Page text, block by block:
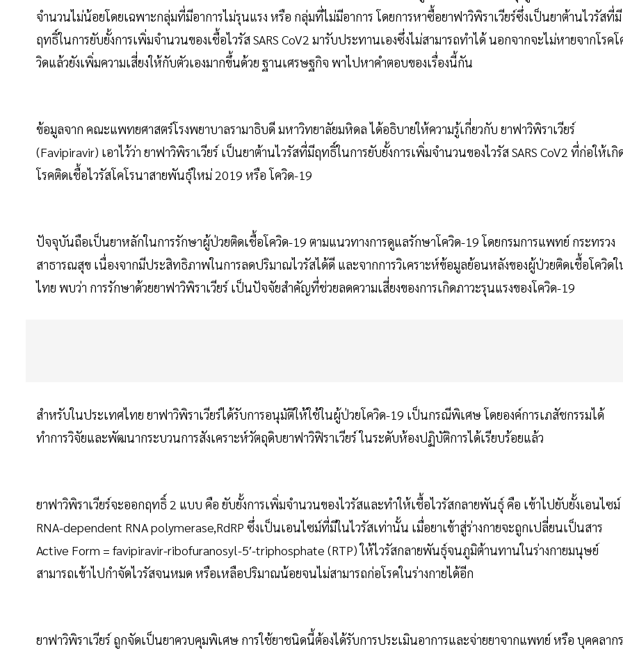
จำนวนไม่น้อยโดยเฉพาะกลุ่มที่มีอาการไม่รุนแรง หรือ กลุ่มที่ไม่มีอาการ โดยการหาซื้อยาฟาวิพิราเวียร์ซึ่งเป็นยาต้านไวรัสที่มี
ฤทธิ์ในการยับยั้งการเพิ่มจำนวนของเชื้อไวรัส SARS CoV2 มารับประทานเองซึ่งไม่สามารถทำได้ นอกจากจะไม่หายจากโรคโ
วิดแล้วยังเพิ่มความเสี่ยงให้กับตัวเองมากขึ้นด้วย ฐานเศรษฐกิจ พาไปหาคำตอบของเรื่องนี้กัน
ข้อมูลจาก คณะแพทยศาสตร์โรงพยาบาลรามาธิบดี มหาวิทยาลัยมหิดล ได้อธิบายให้ความรู้เกี่ยวกับ ยาฟาวิพิราเวียร์
(Favipiravir) เอาไว้ว่า ยาฟาวิพิราเวียร์ เป็นยาต้านไวรัสที่มีฤทธิ์ในการยับยั้งการเพิ่มจำนวนของไวรัส SARS CoV2 ที่ก่อให้เกิ
โรคติดเชื้อไวรัสโคโรนาสายพันธุ์ใหม่ 2019 หรือ โควิด-19
ปัจจุบันถือเป็นยาหลักในการรักษาผู้ป่วยติดเชื้อโควิด-19 ตามแนวทางการดูแลรักษาโควิด-19 โดยกรมการแพทย์ กระทรวง
สาธารณสุข เนื่องจากมีประสิทธิภาพในการลดปริมาณไวรัสได้ดี และจากการวิเคราะห์ข้อมูลย้อนหลังของผู้ป่วยติดเชื้อโควิด
ไทย พบว่า การรักษาด้วยยาฟาวิพิราเวียร์ เป็นปัจจัยสำคัญที่ช่วยลดความเสี่ยงของการเกิดภาวะรุนแรงของโควิด-19
สำหรับในประเทศไทย ยาฟาวิพิราเวียร์ได้รับการอนุมัติให้ใช้ในผู้ป่วยโควิด-19 เป็นกรณีพิเศษ โดยองค์การเภสัชกรรมได้
ทำการวิจัยและพัฒนากระบวนการสังเคราะห์วัตถุดิบยาฟาวิฟิราเวียร์ ในระดับห้องปฏิบัติการได้เรียบร้อยแล้ว
ยาฟาวิพิราเวียร์จะออกฤทธิ์ 2 แบบ คือ ยับยั้งการเพิ่มจำนวนของไวรัสและทำให้เชื้อไวรัสกลายพันธุ์ คือ เข้าไปยับยั้งเอนไซม์
RNA-dependent RNA polymerase,RdRP ซึ่งเป็นเอนไซม์ที่มีในไวรัสเท่านั้น เมื่อยาเข้าสู่ร่างกายจะถูกเปลี่ยนเป็นสาร
Active Form = favipiravir-ribofuranosyl-5′-triphosphate (RTP) ให้ไวรัสกลายพันธุ์จนภูมิต้านทานในร่างกายมนุษย์
สามารถเข้าไปกำจัดไวรัสจนหมด หรือเหลือปริมาณน้อยจนไม่สามารถก่อโรคในร่างกายได้อีก
ยาฟาวิพิราเวียร์ ถูกจัดเป็นยาควบคุมพิเศษ การใช้ยาชนิดนี้ต้องได้รับการประเมินอาการและจ่ายยาจากแพทย์ หรือ บุคคลากร